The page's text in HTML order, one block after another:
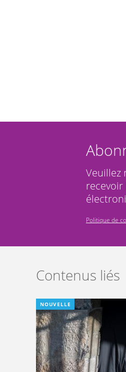
Veuillez
recevoir
Politique de
Contenus liés
NOUVELLE